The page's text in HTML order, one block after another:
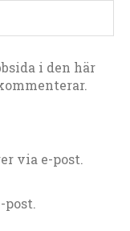
i den här
via e-post.